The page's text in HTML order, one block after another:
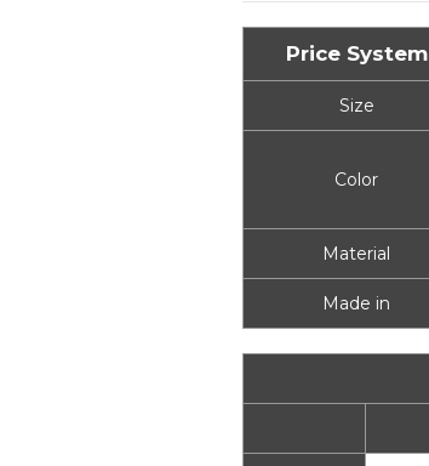
Price System
Size
Color
Material
Made in